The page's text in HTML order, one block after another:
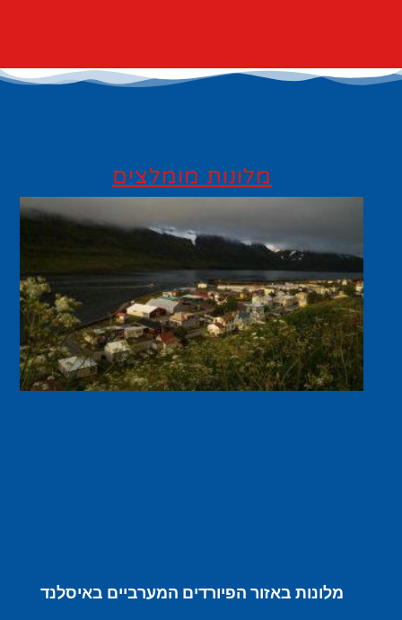
מלונות מומלצים
מלונות באזור הפיורדים המערביים באיסלנד